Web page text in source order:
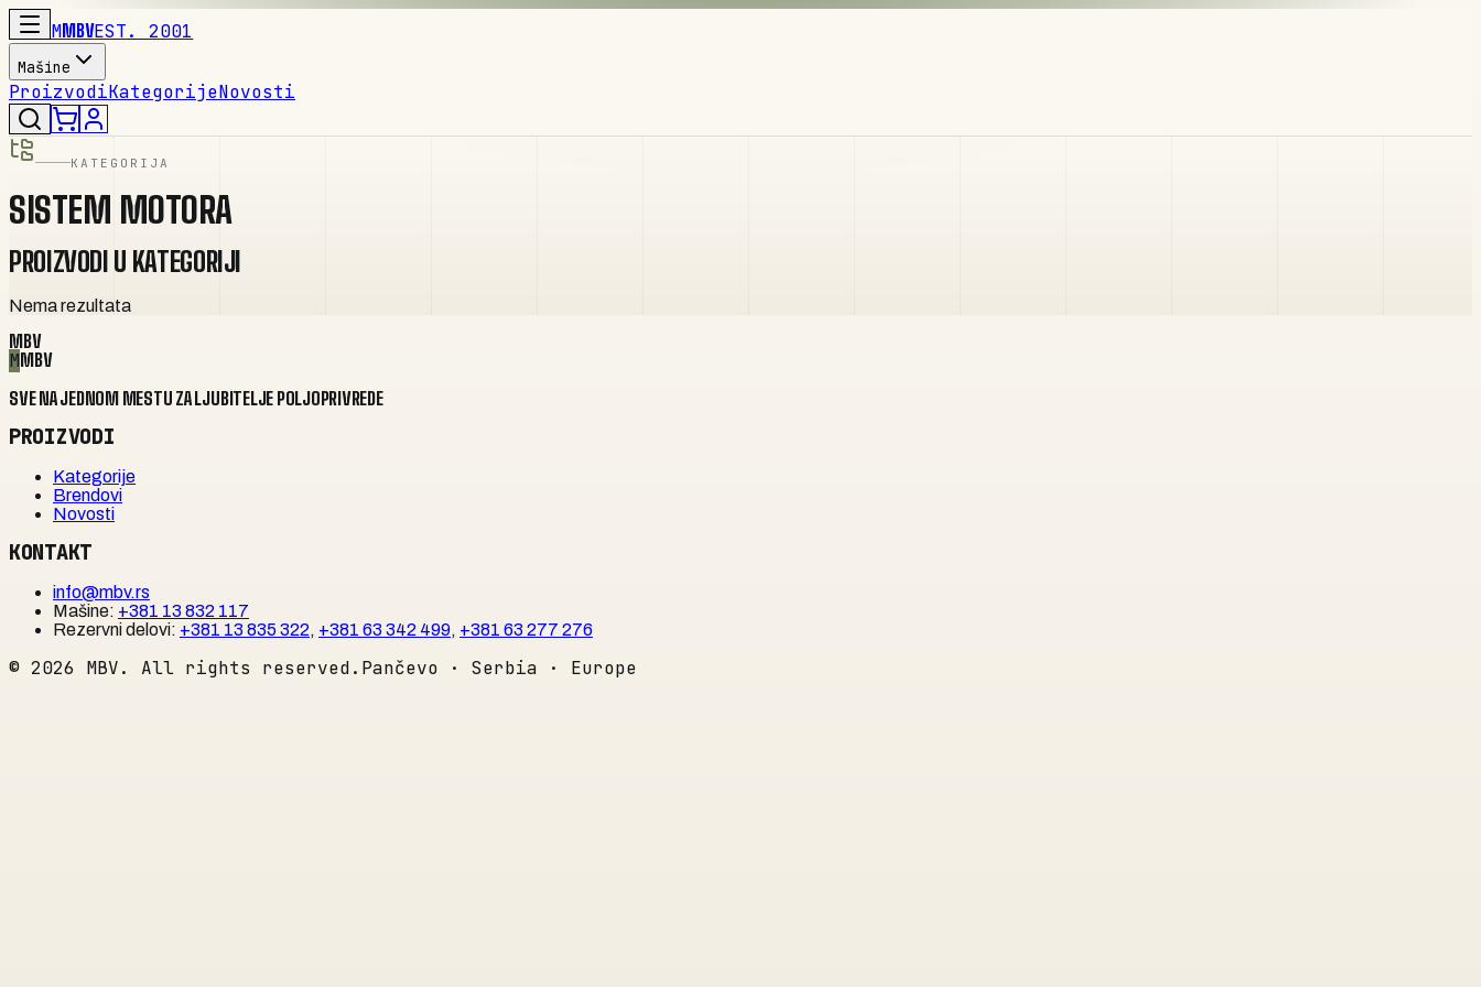
MMBVEST. 2001
Mašine
ProizvodiKategorijeNovosti
KATEGORIJA
SISTEM MOTORA
PROIZVODI U KATEGORIJI
Nema rezultata
MBV
M MBV
SVE NA JEDNOM MESTU ZA LJUBITELJE POLJOPRIVREDE
PROIZVODI
Kategorije
Brendovi
Novosti
KONTAKT
info@mbv.rs
Mašine: +381 13 832 117
Rezervni delovi: +381 13 835 322, +381 63 342 499, +381 63 277 276
© 2026 MBV. All rights reserved. Pančevo · Serbia · Europe